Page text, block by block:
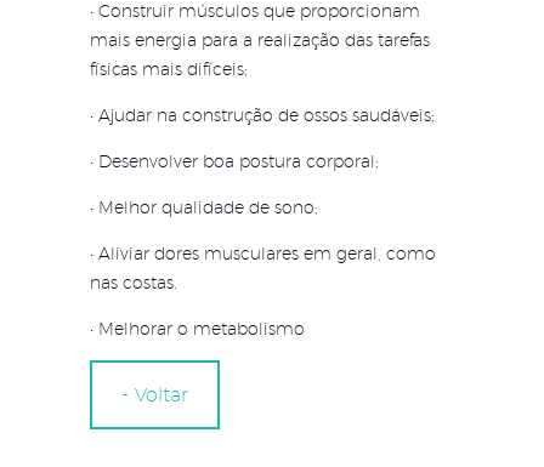
• Construir músculos que proporcionam
mais energia para a realização das tarefas
físicas mais difíceis;
• Ajudar na construção de ossos saudáveis;
• Desenvolver boa postura corporal;
• Melhor qualidade de sono;
• Aliviar dores musculares em geral, como
nas costas.
• Melhorar o metabolismo
- Voltar